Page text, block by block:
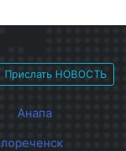
Прислать НОВОСТЬ
Анапа